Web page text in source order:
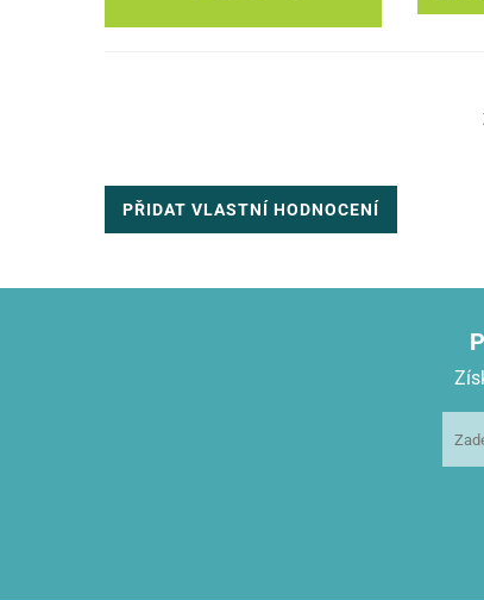
PŘIDAT VLASTNÍ HODNOCENÍ